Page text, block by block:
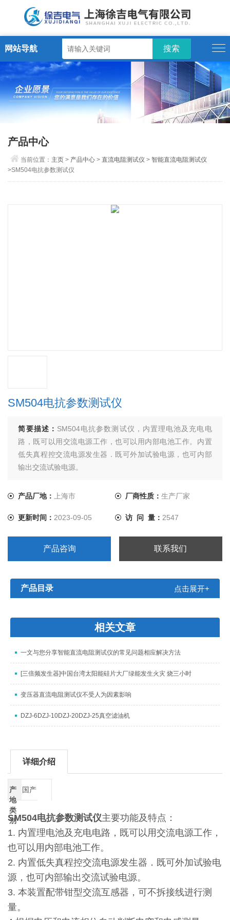
网站导航
产品中心
当前位置： 主页 > 产品中心 >直流电阻测试仪 >智能直流电阻测试仪
>SM504电抗参数测试仪
SM504电抗参数测试仪
简要描述： SM504电抗参数测试仪，内置理电池及充电电
路，既可以用交流电源工作，也可以用内部电池工作。内置
低失真程控交流电源发生器．既可外加试验电源，也可内部
输出交流试验电源。
产品厂地：上海市 厂商性质： 生产厂家
更新时间：2023-09-05 访 问 量： 2547
产品咨询 联系我们
产品目录 点击展开+
相关文章
一文与您分享智能直流电阻测试仪的常见问题相应解决方法
[三倍频发生器]中国台湾太阳能硅片大厂绿能发生火灾 烧三小时
变压器直流电阻测试仪不受人为因素影响
DZJ-6DZJ-10DZJ-20DZJ-25真空滤油机
详细介绍
产
地
类
别
国产
SM504电抗参数测试仪主要功能及特点：
1. 内置理电池及充电电路，既可以用交流电源工作，
也可以用内部电池工作。
2. 内置低失真程控交流电源发生器．既可外加试验电
源，也可内部输出交流试验电源。
3. 本装置配带钳型交流互感器，可不拆接线进行测
量。